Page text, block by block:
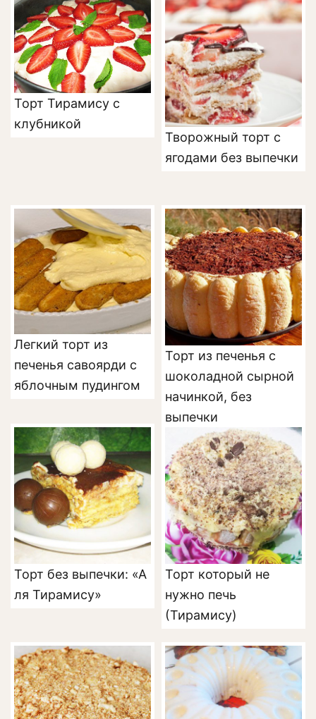
Торт Тирамису с
клубникой
Творожный торт с
ягодами без выпечки
Легкий торт из
печенья савоярди с
яблочным пудингом
Торт из печенья с
шоколадной сырной
начинкой, без
выпечки
Торт без выпечки: «А
ля Тирамису»
Торт который не
нужно печь
(Тирамису)